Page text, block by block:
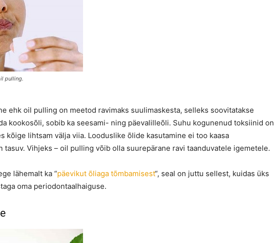
pulling.
ehk oil pulling on meetod ravimaks suulimaskesta, selleks soovitatakse
kookosõli, sobib ka seesami- ning päevalilleõli. Suhu kogunenud toksiinid on
kõige lihtsam välja viia. Looduslike õlide kasutamine ei too kaasa
tasuv. Vihjeks – oil pulling võib olla suurepärane ravi taanduvatele igemetele.
lähemalt ka “päevikut õliaga tõmbamisest“, seal on juttu sellest, kuidas üks
oma periodontaalhaiguse.